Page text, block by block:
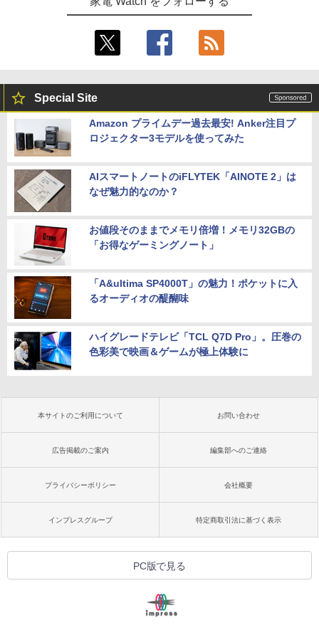
Special Site
Amazon プライムデー過去最安! Anker注目プ
ロジェクター3モデルを使ってみた
AIスマートノートのiFLYTEK「AINOTE 2」は
なぜ魅力的なのか？
お値段そのままでメモリ倍増！メモリ32GBの
「お得なゲーミングノート」
「A&ultima SP4000T」の魅力！ポケットに入
るオーディオの醍醐味
ハイグレードテレビ「TCL Q7D Pro」。圧巻の
色彩美で映画＆ゲームが極上体験に
本サイトのご利用について お問い合わせ
広告掲載のご案内 編集部へのご連絡
プライバシーポリシー 会社概要
インプレスグループ 特定商取引法に基づく表示
PC版で見る